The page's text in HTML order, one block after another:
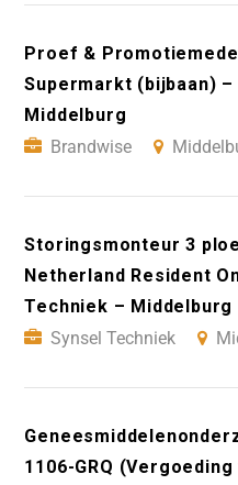
Proef &
Supermarkt (bijbaan) –
Middelburg
Brandwise
Storingsmonteur 3
Netherland Resident
Techniek – Middelburg
Synsel Techniek
1106-GRQ